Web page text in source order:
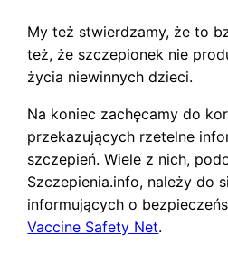
My też stwierdzamy, że to
też, że szczepionek nie
życia niewinnych dzieci.
Na koniec zachęcamy do
przekazujących rzetelne
szczepień. Wiele z nich,
Szczepienia.info, należy do
informujących o
Vaccine Safety Net.